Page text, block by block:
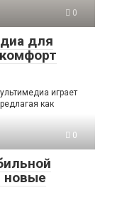
0
для
играет
как
0
новые